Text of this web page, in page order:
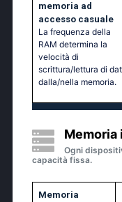
memoria ad
accesso casuale
La frequenza della
RAM determina la
velocità di
scrittura/lettura di
dalla/nella memoria.
Memoria
Ogni
capacità fissa.
Memoria